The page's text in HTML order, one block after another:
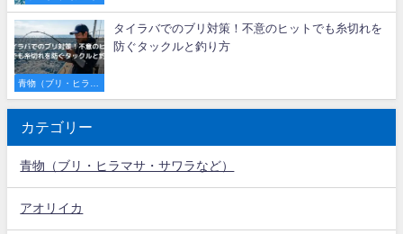
青物（ブリ・ヒラマ
タイラバでのブリ対策！不意のヒットでも糸切れを
防ぐタックルと釣り方
カテゴリー
青物（ブリ・ヒラマサ・サワラなど）
アオリイカ